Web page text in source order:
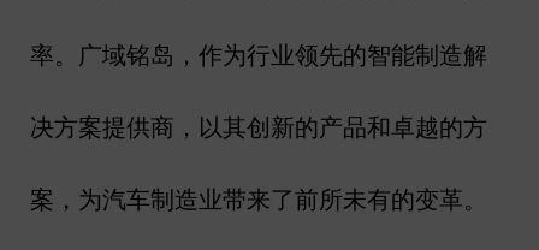
率。广域铭岛，作为行业领先的智能制造解
决方案提供商，以其创新的产品和卓越的方
案，为汽车制造业带来了前所未有的变革。